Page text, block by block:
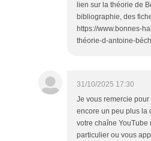
lien sur la théorie de
bibliographie, des
https://www.bonnes-
théorie-d-antoine-
31/10/2025 17:30
Je vous remercie
encore un peu plus la
votre chaîne YouTube
particulier ou vous